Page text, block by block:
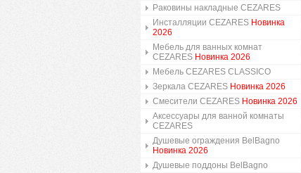
Раковины накладные CEZARES
Инсталляции CEZARES Новинка
2026
Мебель для ванных комнат
CEZARES Новинка 2026
Мебель CEZARES CLASSICO
Зеркала CEZARES Новинка 2026
Смесители CEZARES Новинка 2026
Аксессуары для ванной комнаты
CEZARES
Душевые ограждения BelBagno
Новинка 2026
Душевые поддоны BelBagno